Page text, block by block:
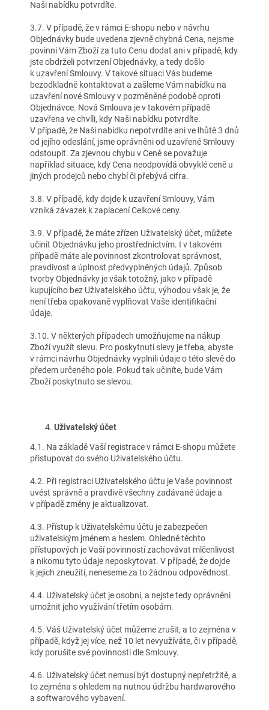
Naši nabídku potvrdíte.
3.7. V případě, že v rámci E-shopu nebo v návrhu
Objednávky bude uvedena zjevně chybná Cena, nejsme
povinni Vám Zboží za tuto Cenu dodat ani v případě, kdy
jste obdrželi potvrzení Objednávky, a tedy došlo
k uzavření Smlouvy. V takové situaci Vás budeme
bezodkladně kontaktovat a zašleme Vám nabídku na
uzavření nové Smlouvy v pozměněné podobě oproti
Objednávce. Nová Smlouva je v takovém případě
uzavřena ve chvíli, kdy Naši nabídku potvrdíte.
V případě, že Naši nabídku nepotvrdíte ani ve lhůtě 3 dnů
od jejího odeslání, jsme oprávněni od uzavřené Smlouvy
odstoupit. Za zjevnou chybu v Ceně se považuje
například situace, kdy Cena neodpovídá obvyklé ceně u
jiných prodejců nebo chybí či přebývá cifra.
3.8. V případě, kdy dojde k uzavření Smlouvy, Vám
vzniká závazek k zaplacení Celkové ceny.
3.9. V případě, že máte zřízen Uživatelský účet, můžete
učinit Objednávku jeho prostřednictvím. I v takovém
případě máte ale povinnost zkontrolovat správnost,
pravdivost a úplnost předvyplněných údajů. Způsob
tvorby Objednávky je však totožný, jako v případě
kupujícího bez Uživatelského účtu, výhodou však je, že
není třeba opakovaně vyplňovat Vaše identifikační
údaje.
3.10. V některých případech umožňujeme na nákup
Zboží využít slevu. Pro poskytnutí slevy je třeba, abyste
v rámci návrhu Objednávky vyplnili údaje o této slevě do
předem určeného pole. Pokud tak učiníte, bude Vám
Zboží poskytnuto se slevou.
Uživatelský účet
4.1. Na základě Vaší registrace v rámci E-shopu můžete
přistupovat do svého Uživatelského účtu.
4.2. Při registraci Uživatelského účtu je Vaše povinnost
uvést správně a pravdivě všechny zadávané údaje a
v případě změny je aktualizovat.
4.3. Přístup k Uživatelskému účtu je zabezpečen
uživatelským jménem a heslem. Ohledně těchto
přístupových je Vaší povinností zachovávat mlčenlivost
a nikomu tyto údaje neposkytovat. V případě, že dojde
k jejich zneužití, neneseme za to žádnou odpovědnost.
4.4. Uživatelský účet je osobní, a nejste tedy oprávněni
umožnit jeho využívání třetím osobám.
4.5. Váš Uživatelský účet můžeme zrušit, a to zejména v
případě, když jej více, než 10 let nevyužíváte, či v případě,
kdy porušíte své povinnosti dle Smlouvy.
4.6. Uživatelský účet nemusí být dostupný nepřetržitě, a
to zejména s ohledem na nutnou údržbu hardwarového
a softwarového vybavení.